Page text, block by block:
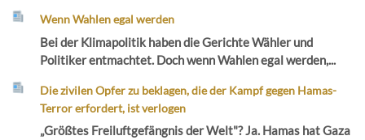
Wenn Wahlen egal werden
Bei der Klimapolitik haben die Gerichte Wähler und
Politiker entmachtet. Doch wenn Wahlen egal werden,...
Die zivilen Opfer zu beklagen, die der Kampf gegen Hamas-
Terror erfordert, ist verlogen
„Größtes Freiluftgefängnis der Welt"? Ja. Hamas hat Gaza